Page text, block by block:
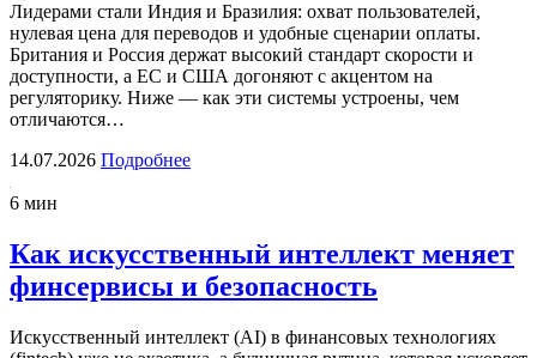
Лидерами стали Индия и Бразилия: охват пользователей,
нулевая цена для переводов и удобные сценарии оплаты.
Британия и Россия держат высокий стандарт скорости и
доступности, а ЕС и США догоняют с акцентом на
регуляторику. Ниже — как эти системы устроены, чем
отличаются…
14.07.2026 Подробнее
6 мин
Как искусственный интеллект меняет
финсервисы и безопасность
Искусственный интеллект (AI) в финансовых технологиях